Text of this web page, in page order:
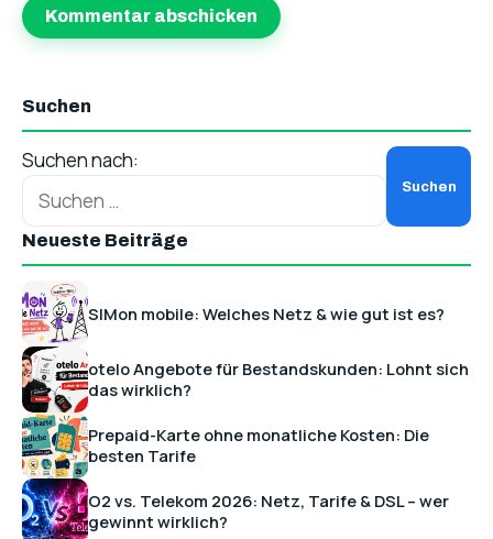
Suchen
Suchen nach:
Neueste Beiträge
SIMon mobile: Welches Netz & wie gut ist es?
otelo Angebote für Bestandskunden: Lohnt sich
das wirklich?
Prepaid-Karte ohne monatliche Kosten: Die
besten Tarife
O2 vs. Telekom 2026: Netz, Tarife & DSL – wer
gewinnt wirklich?